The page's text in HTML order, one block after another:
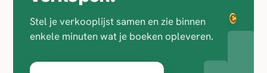
€
€
Stel je verkooplijst samen en zie binnen
enkele minuten wat je boeken opleveren.